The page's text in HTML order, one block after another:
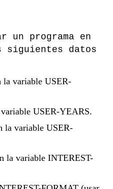
un programa en
siguientes datos
la variable USER-
USER-YEARS.
la variable USER-
la variable INTEREST-